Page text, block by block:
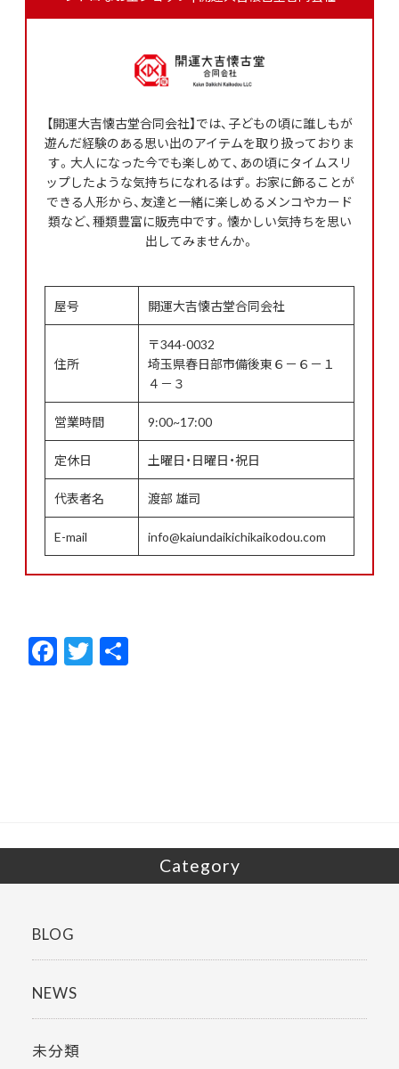
【開運大吉懐古堂合同会社】では、子どもの頃に誰しもが
遊んだ経験のある思い出のアイテムを取り扱っておりま
す。大人になった今でも楽しめて、あの頃にタイムスリ
ップしたような気持ちになれるはず。お家に飾ることが
できる人形から、友達と一緒に楽しめるメンコやカード
類など、種類豊富に販売中です。懐かしい気持ちを思い
出してみませんか。
屋号 開運大吉懐古堂合同会社
住所
〒344-0032
埼玉県春日部市備後東６－６－１
４－３
営業時間 9:00~17:00
定休日 土曜日・日曜日・祝日
代表者名 渡部 雄司
E-mail info@kaiundaikichikaikodou.com
F
ac
T
w
Category
BLOG
NEWS
未分類